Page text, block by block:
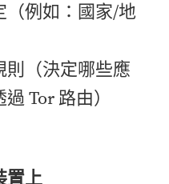
（例如：國家/地
則（決定哪些應
Tor 路由）
置上